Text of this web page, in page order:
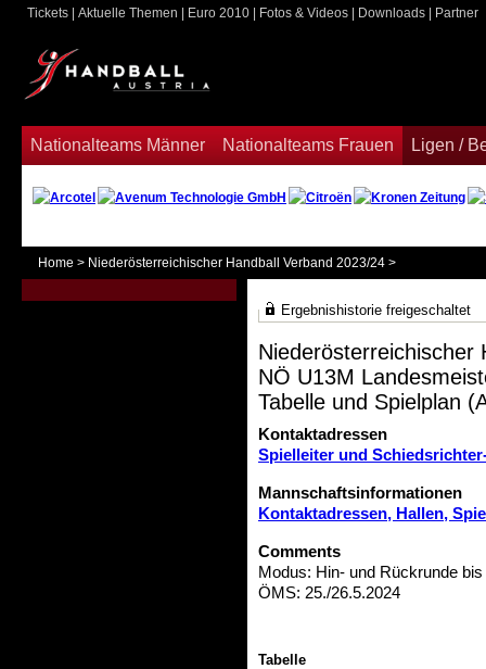
Nationalteams Männer Nationalteams Frauen Ligen /
Tickets Aktuelle Themen Euro 2010 Fotos & Videos Downloads Partner
Home > Niederösterreichischer Handball Verband 2023/24 >
Ergebnishistorie freigeschaltet
Niederösterreichischer
NÖ U13M
Tabelle und Spielplan
Kontaktadressen
Spielleiter und
Mannschaftsinformationen
Kontaktadressen, Hallen,
Comments
Modus: Hin- und Rückrunde bis
ÖMS: 25./26.5.2024
Tabelle